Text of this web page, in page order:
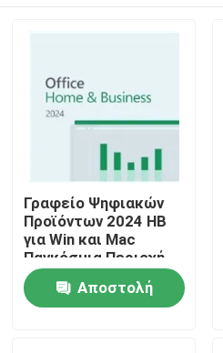
Σπίτι
Προϊόντα
Γραφείο Ψηφιακών
Προϊόντων 2024 HB
για Win και Mac
Παγκόσμια Περιοχή
Καινοτόμα
Χαρακτηριστικά
Βελτιστοποίηση
Αποστολή